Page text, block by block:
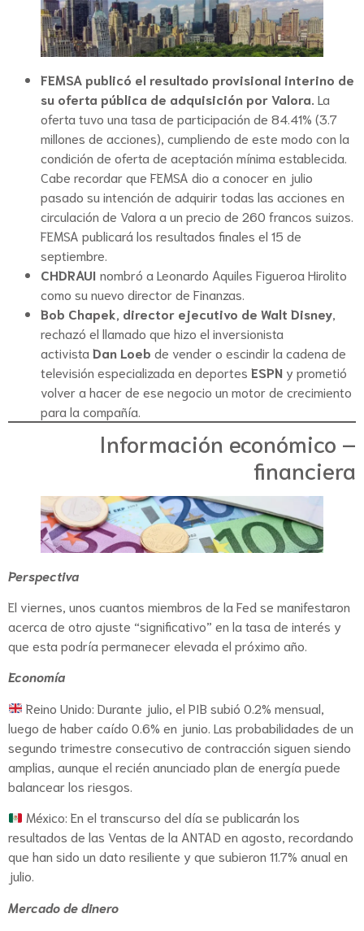
FEMSA publicó el resultado provisional interino de
su oferta pública de adquisición por Valora. La
oferta tuvo una tasa de participación de 84.41% (3.7
millones de acciones), cumpliendo de este modo con la
condición de oferta de aceptación mínima establecida.
Cabe recordar que FEMSA dio a conocer en julio
pasado su intención de adquirir todas las acciones en
circulación de Valora a un precio de 260 francos suizos.
FEMSA publicará los resultados finales el 15 de
septiembre.
CHDRAUI nombró a Leonardo Aquiles Figueroa Hirolito
como su nuevo director de Finanzas.
Bob Chapek, director ejecutivo de Walt Disney
rechazó el llamado que hizo el inversionista
activista Dan Loeb de vender o escindir la cadena de
televisión especializada en deportes ESPN y prometió
volver a hacer de ese negocio un motor de crecimiento
para la compañía.
Información económico –
financiera
Perspectiva
El viernes, unos cuantos miembros de la Fed se manifestaron
acerca de otro ajuste “significativo” en la tasa de interés y
que esta podría permanecer elevada el próximo año.
Economía
Reino Unido: Durante julio, el PIB subió 0.2% mensual,
luego de haber caído 0.6% en junio. Las probabilidades de un
segundo trimestre consecutivo de contracción siguen siendo
amplias, aunque el recién anunciado plan de energía puede
balancear los riesgos.
México: En el transcurso del día se publicarán los
resultados de las Ventas de la ANTAD en agosto, recordando
que han sido un dato resiliente y que subieron 11.7% anual en
julio.
Mercado de dinero